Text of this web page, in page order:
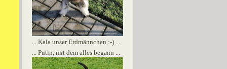
... Kala unser Erdmännchen :-) ...
... Putin, mit dem alles begann ...